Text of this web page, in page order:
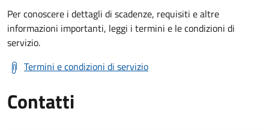
Per conoscere i dettagli di scadenze, requisiti e altre
informazioni importanti, leggi i termini e le condizioni di
servizio.
Termini e condizioni di servizio
Contatti